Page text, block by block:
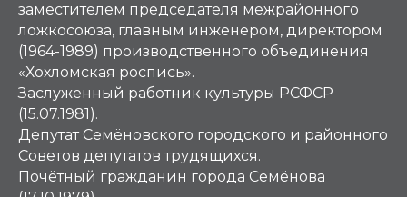
заместителем председателя межрайонного
ложкосоюза, главным инженером, директором
(1964-1989) производственного объединения
«Хохломская роспись».
Заслуженный работник культуры РСФСР
(15.07.1981).
Депутат Семёновского городского и районного
Советов депутатов трудящихся.
Почётный гражданин города Семёнова